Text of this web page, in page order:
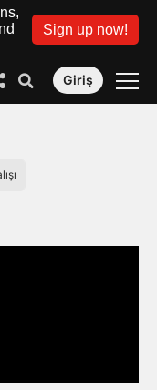
Sign up now!
Giriş